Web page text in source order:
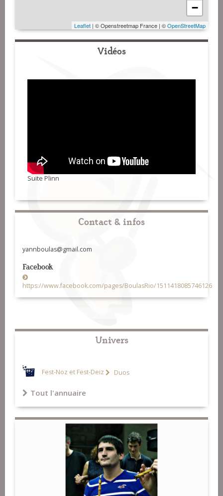
−
Leaflet | © Openstreetmap France | ©OpenStreetMap
Vidéos
Suite Plinn
Contact & infos
yannboulas@gmail.com
Facebook
https://www.facebook.com/pages/BoulasRio/1511418085746126
Univers
Fest-Noz et Fest-Deiz Duos
Tout l'annuaire